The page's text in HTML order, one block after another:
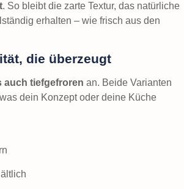
. So bleibt die zarte Textur, das natürliche
erhalten – wie frisch aus den
die überzeugt
auch tiefgefroren an. Beide Varianten
dein Konzept oder deine Küche